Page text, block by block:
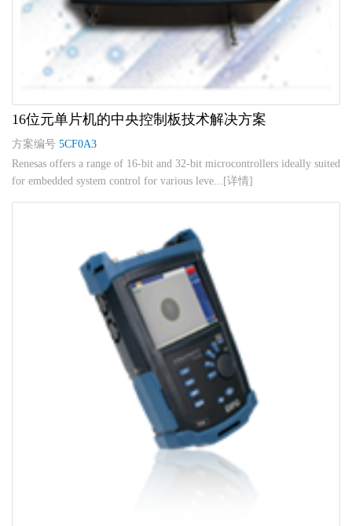
16位元单片机的中央控制板技术解决方案
方案编号 5CF0A3
Renesas offers a range of 16-bit and 32-bit microcontrollers ideally suited
for embedded system control for various leve...[详情]